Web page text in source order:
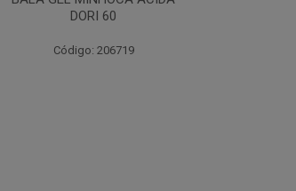
12X13G
Código: 255689